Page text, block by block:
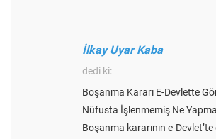
İlkay Uyar Kaba
dedi ki:
Boşanma Kararı E-Devlette
Nüfusta İşlenmemiş Ne
Boşanma kararının e-